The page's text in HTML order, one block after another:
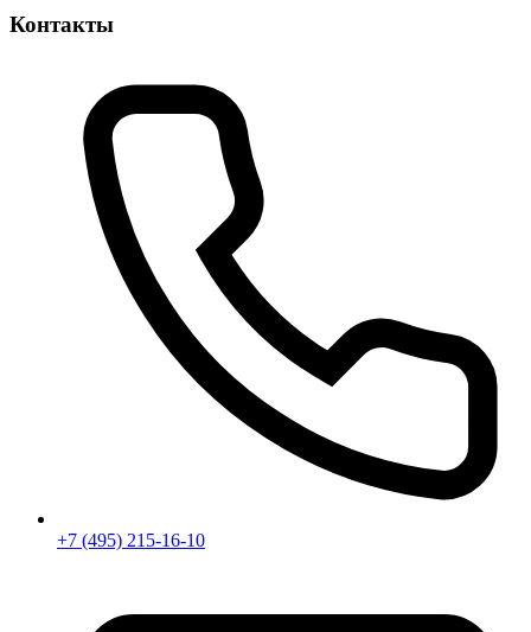
Контакты
+7 (495) 215-16-10